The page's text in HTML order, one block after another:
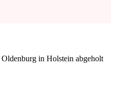
in Holstein abgeholt